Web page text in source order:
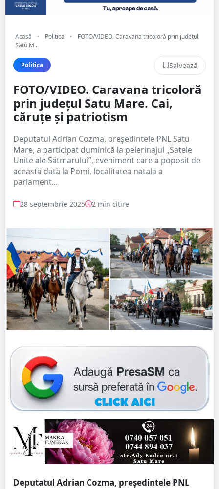
Acasă • Politica •
FOTO/VIDEO. Caravana tricoloră prin județul
Satu M...
Politica Salvează
FOTO/VIDEO. Caravana tricoloră
prin județul Satu Mare. Cai,
căruțe și patriotism
Deputatul Adrian Cozma, președintele PNL Satu
Mare, a participat duminică la pelerinajul „Satele
Unite ale Sătmarului”, eveniment care a poposit de
această dată la Pomi, localitatea natală a
parlament...
28 septembrie 2025 2 min citire
Deputatul Adrian Cozma, președintele PNL